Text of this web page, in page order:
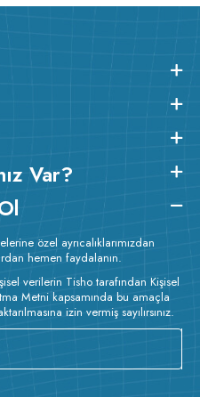
Var?
özel ayrıcalıklarımızdan
hemen faydalanın.
verilerin Tisho tarafından Kişisel
Metni kapsamında bu amaçla
izin vermiş sayılırsınız.